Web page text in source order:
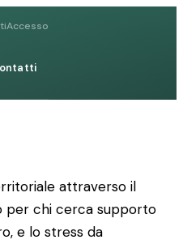
Accesso
attraverso il
per chi cerca supporto
e lo stress da